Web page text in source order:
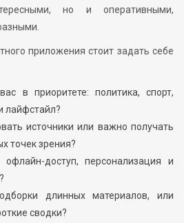
но и оперативными,
приложения стоит задать себе
в приоритете: политика, спорт,
лайфстайл?
источники или важно получать
точек зрения?
доступ, персонализация и
длинных материалов, или
сводки?